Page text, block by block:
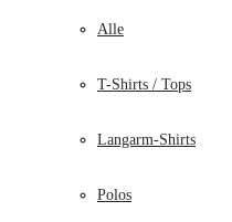
Alle
T-Shirts / Tops
Langarm-Shirts
Polos